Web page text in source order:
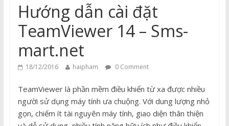
Hướng dẫn cài đặt
TeamViewer 14 – Sms-
mart.net
18/12/2016 haipham 0 Comment
TeamViewer là phần mềm điều khiển từ xa được nhiều
người sử dụng máy tính ưa chuộng. Với dung lượng nhỏ
gọn, chiếm ít tài nguyên máy tính, giao diện thân thiện